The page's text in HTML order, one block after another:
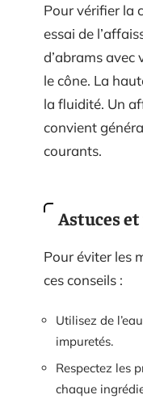
Pour vérifier la
essai de
d’abrams avec
le cône. La
la fluidité. Un
convient
courants.
Astuces
Pour éviter les
ces conseils :
Utilisez de
impuretés.
Respectez les
chaque